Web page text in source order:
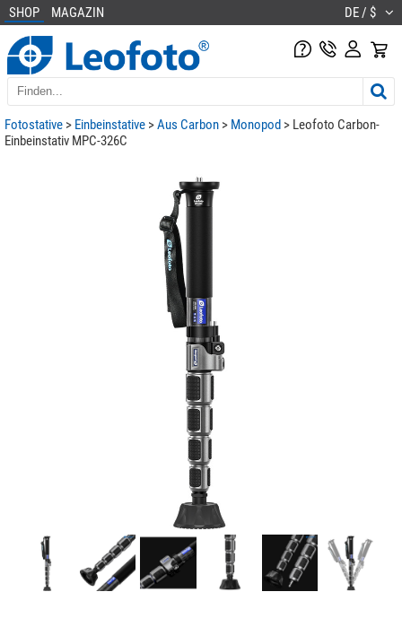
SHOP MAGAZIN DE / $
Fotostative > Einbeinstative >Aus Carbon > Monopod > Leofoto Carbon-
Einbeinstativ MPC-326C